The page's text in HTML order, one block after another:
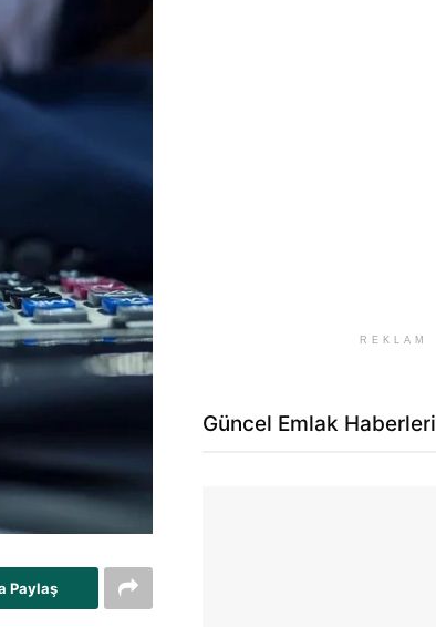
Paylaş
REKLAM
Güncel Emlak Haberleri